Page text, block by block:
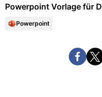
Powerpoint Vorlage für
Powerpoint